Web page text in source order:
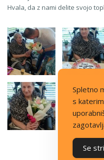
Hvala, da z nami delite svojo
Spletno
s
Se